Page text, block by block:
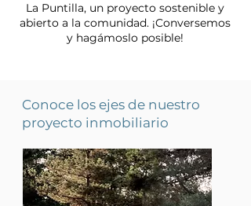
La Puntilla, un proyecto sostenible y
abierto a la comunidad. ¡Conversemos
y hagámoslo posible!
Conoce los ejes de nuestro
proyecto inmobiliario